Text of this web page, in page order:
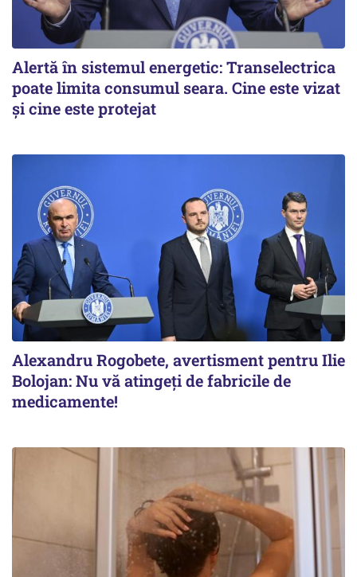
Alertă în sistemul energetic: Transelectrica
poate limita consumul seara. Cine este vizat
și cine este protejat
Alexandru Rogobete, avertisment pentru Ilie
Bolojan: Nu vă atingeți de fabricile de
medicamente!